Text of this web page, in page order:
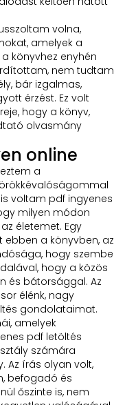
volna,
amelyek a
könyvhez enyhén
nem tudtam
bár izgalmas,
érzést. Ez volt
hogy a könyv,
olvasmány
online
a
voltam pdf ingyenes
milyen módon
életemet. Egy
a könyvben, az
hogy szembe
hogy a közös
és bátorsággal. Az
élénk, nagy
gondolataimat.
amelyek
pdf letöltés
számára
Az írás olyan volt,
befogadó és
őszinte is, nem